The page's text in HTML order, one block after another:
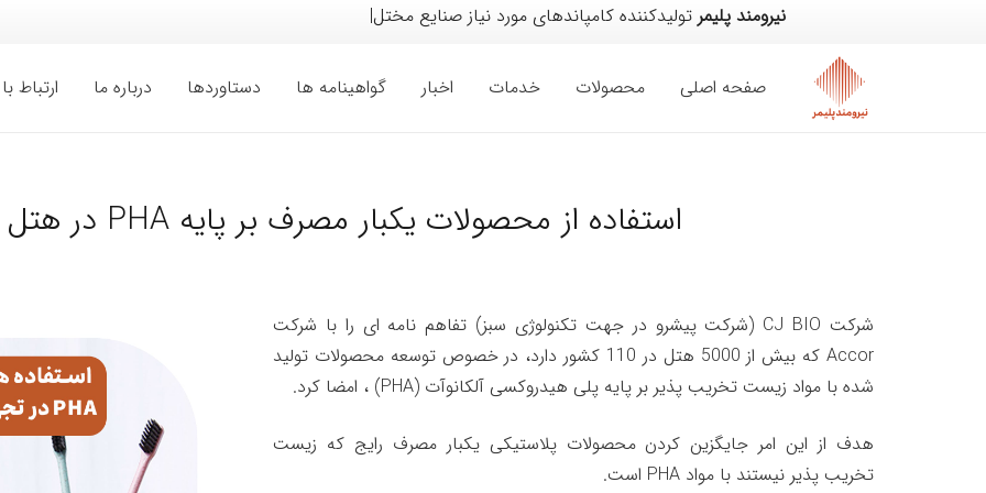
نیرومند پلیمر تولیدکننده کامپاندهای مورد نیاز صنایع مختلف خودر
صفحه اصلی محصولات خدمات اخبار گواهینامه ها دستاوردها درباره ما ارتباط
استفاده از محصولات یکبار مصرف بر پایه PHA در هتل های زنجیره ای
شرکت CJ BIO (شرکت پیشرو در جهت تکنولوژی سبز) تفاهم نامه ای را با شرکت
Accor که بیش از 5000 هتل در 110 کشور دارد، در خصوص توسعه محصولات تولید
شده با مواد زیست تخریب پذیر بر پایه پلی هیدروکسی آلکانوآت (PHA) ، امضا کرد.
هدف از این امر جایگزین کردن محصولات پلاستیکی یکبار مصرف رایج که زیست
تخریب پذیر نیستند با مواد PHA است.